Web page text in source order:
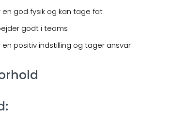
en god fysik og kan tage fat
godt i teams
en positiv indstilling og tager ansvar